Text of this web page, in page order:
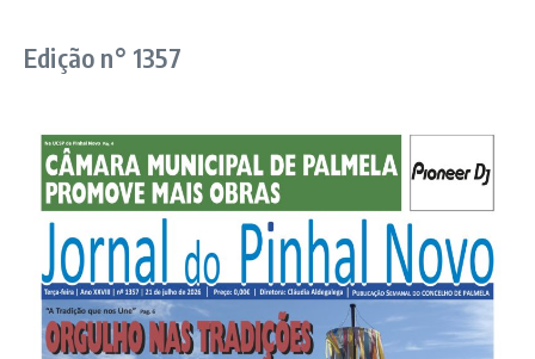
Edição n° 1357